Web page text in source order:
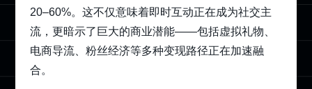
20–60%。这不仅意味着即时互动正在成为社交主
流，更暗示了巨大的商业潜能——包括虚拟礼物、
电商导流、粉丝经济等多种变现路径正在加速融
合。